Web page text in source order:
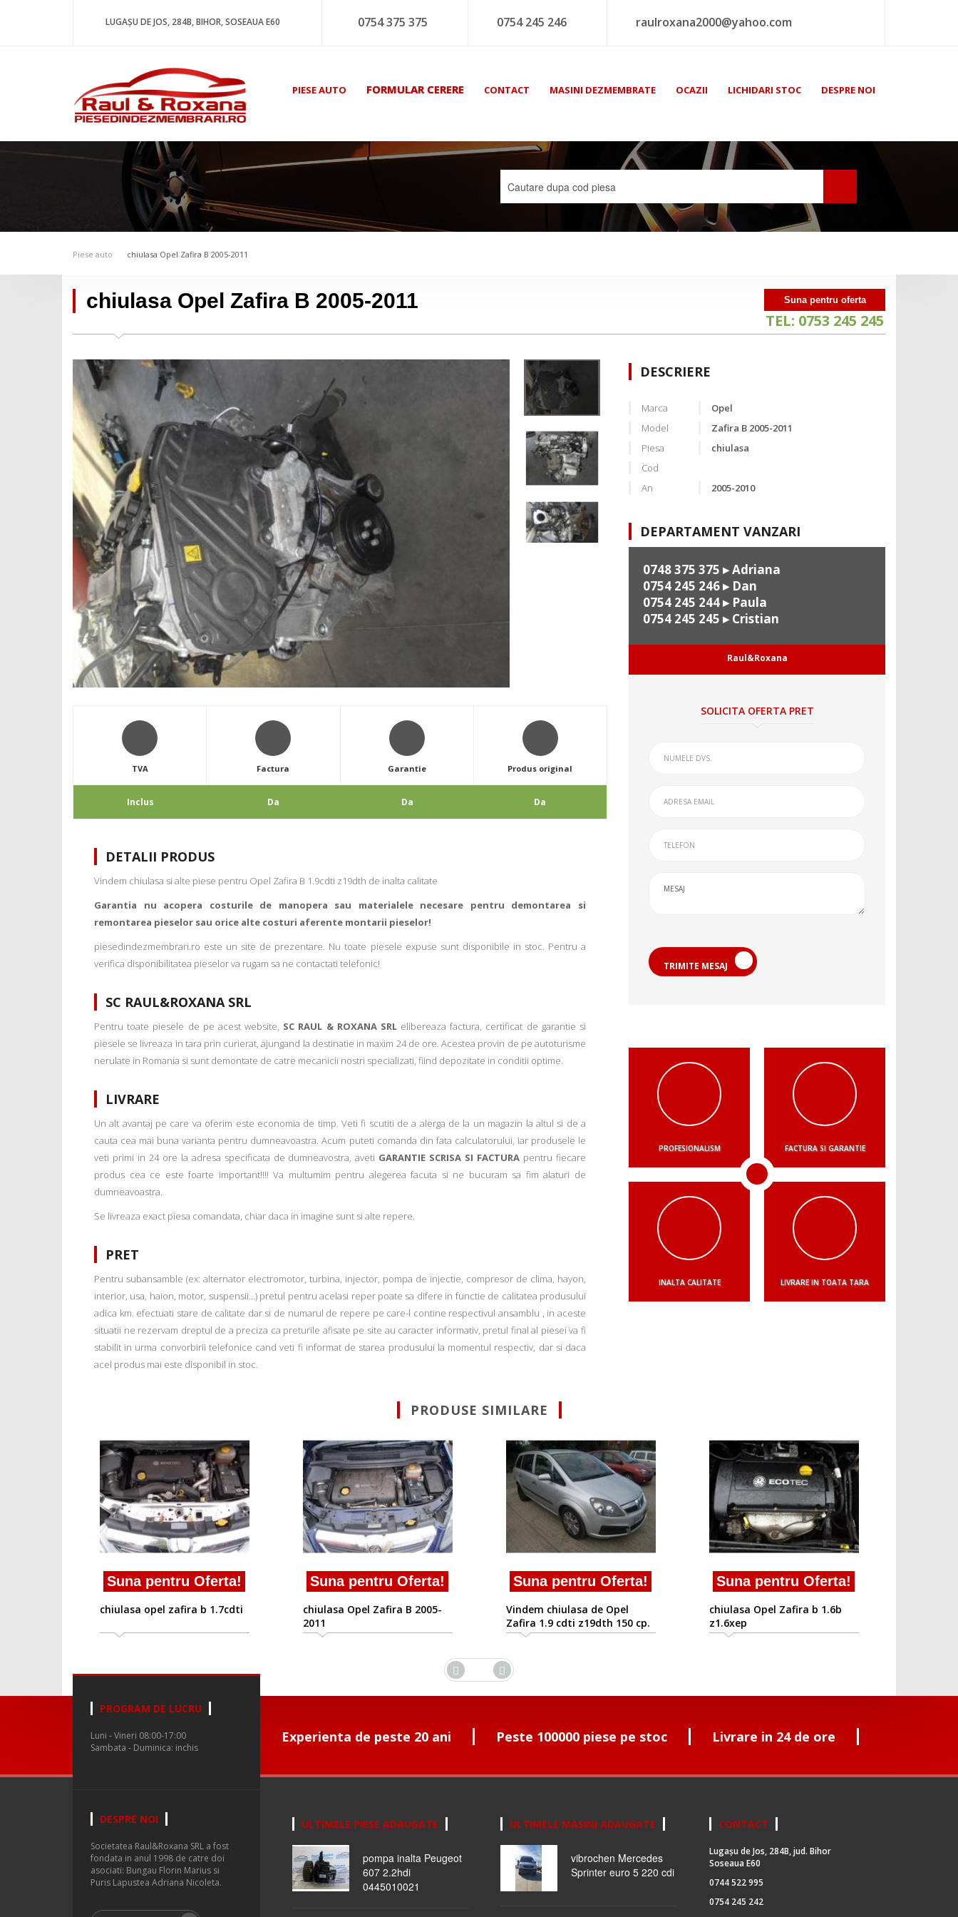
LUGAȘU DE JOS, 284B, BIHOR, SOSEAUA E60 0754 375 375 0754 245 246 raulroxana2000@yahoo.com
PIESE AUTO FORMULAR CERERE CONTACT MASINI DEZMEMBRATE OCAZII LICHIDARI STOC DESPRE NOI
Piese auto chiulasa Opel Zafira B 2005-2011
chiulasa Opel Zafira B 2005-2011 Suna pentru oferta
TEL: 0753 245 245
TVA
Inclus
Factura
Da
Garantie
Da
Produs original
Da
DETALII PRODUS
Vindem chiulasa si alte piese pentru Opel Zafira B 1.9cdti z19dth de inalta calitate
Garantia nu acopera costurile de manopera sau materialele necesare pentru demontarea si
remontarea pieselor sau orice alte costuri aferente montarii pieselor!
piesedindezmembrari.ro este un site de prezentare. Nu toate piesele expuse sunt disponibile in stoc. Pentru a
verifica disponibilitatea pieselor va rugam sa ne contactati telefonic!
SC RAUL&ROXANA SRL
Pentru toate piesele de pe acest website, SC RAUL & ROXANA SRLelibereaza factura, certificat de garantie si
piesele se livreaza in tara prin curierat, ajungand la destinatie in maxim 24 de ore. Acestea provin de pe autoturisme
nerulate in Romania si sunt demontate de catre mecanicii nostri specializati, fiind depozitate in conditii optime.
LIVRARE
Un alt avantaj pe care va oferim este economia de timp. Veti fi scutiti de a alerga de la un magazin la altul si de a
cauta cea mai buna varianta pentru dumneavoastra. Acum puteti comanda din fata calculatorului, iar produsele le
veti primi in 24 ore la adresa specificata de dumneavostra, aveti GARANTIE SCRISA SI FACTURA pentru fiecare
produs cea ce este foarte important!!!! Va multumim pentru alegerea facuta si ne bucuram sa fim alaturi de
dumneavoastra.
Se livreaza exact piesa comandata, chiar daca in imagine sunt si alte repere.
PRET
Pentru subansamble (ex: alternator electromotor, turbina, injector, pompa de injectie, compresor de clima, hayon,
interior, usa, haion, motor, suspensii...) pretul pentru acelasi reper poate sa difere in functie de calitatea produsului
adica km. efectuati stare de calitate dar si de numarul de repere pe care-l contine respectivul ansamblu , in aceste
situatii ne rezervam dreptul de a preciza ca preturile afisate pe site au caracter informativ, pretul final al piesei va fi
stabilit in urma convorbirii telefonice cand veti fi informat de starea produsului la momentul respectiv, dar si daca
acel produs mai este disponibil in stoc.
DESCRIERE
Marca
Opel
Model
Zafira B 2005-2011
Piesa
chiulasa
Cod
An
2005-2010
DEPARTAMENT VANZARI
0748 375 375 ▸ Adriana
0754 245 246▸ Dan
0754 245 244▸ Paula
0754 245 245 ▸ Cristian
Raul&Roxana
SOLICITA OFERTA PRET
TRIMITE MESAJ
PROFESIONALISM FACTURA SI GARANTIE
INALTA CALITATE LIVRARE IN TOATA TARA
PRODUSE SIMILARE
Suna pentru Oferta!
chiulasa opel zafira b 1.7cdti
Suna pentru Oferta!
chiulasa Opel Zafira B 2005-
2011
Suna pentru Oferta!
Vindem chiulasa de Opel
Zafira 1.9 cdti z19dth 150 cp.
Suna pentru Oferta!
chiulasa Opel Zafira b 1.6b
z1.6xep
Experienta de peste 20 ani Peste 100000 piese pe stoc Livrare in 24 de ore
PROGRAM DE LUCRU
Luni - Vineri 08:00-17:00
Sambata - Duminica: inchis
DESPRE NOI
Societatea Raul&Roxana SRL a fost
fondata in anul 1998 de catre doi
asociati: Bungau Florin Marius si
Puris Lapustea Adriana Nicoleta.
ULTIMELE PIESE ADAUGATE
pompa inalta Peugeot
607 2.2hdi
0445010021
ULTIMELE MASINI ADAUGATE
vibrochen Mercedes
Sprinter euro 5 220 cdi
CONTACT
Lugașu de Jos, 284B, jud. Bihor
Soseaua E60
0744 522 995
0754 245 242